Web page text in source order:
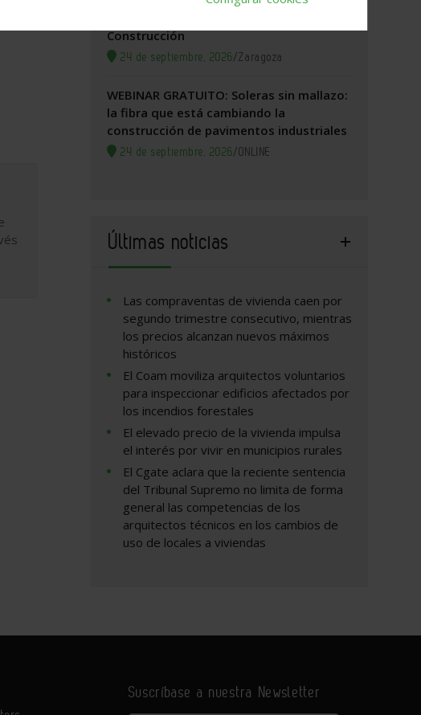
Construcción
24 de septiembre, 2026/Zaragoza
WEBINAR GRATUITO: Soleras sin mallazo:
la fibra que está cambiando la
construcción de pavimentos industriales
24 de septiembre, 2026/ONLINE
Últimas noticias
Las compraventas de vivienda caen por
segundo trimestre consecutivo, mientras
los precios alcanzan nuevos máximos
históricos
El Coam moviliza arquitectos voluntarios
para inspeccionar edificios afectados por
los incendios forestales
El elevado precio de la vivienda impulsa
el interés por vivir en municipios rurales
El Cgate aclara que la reciente sentencia
del Tribunal Supremo no limita de forma
general las competencias de los
arquitectos técnicos en los cambios de
uso de locales a viviendas
Suscríbase a nuestra Newsletter